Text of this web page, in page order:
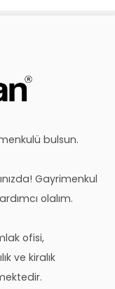
bulsun.
Gayrimenkul
olalım.
ofisi,
ve kiralık